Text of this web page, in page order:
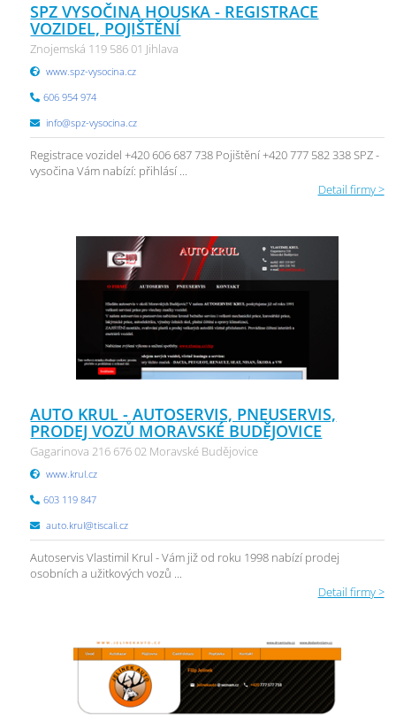
SPZ VYSOČINA HOUSKA - REGISTRACE
VOZIDEL, POJIŠTĚNÍ
Znojemská 119 586 01 Jihlava
www.spz-vysocina.cz
606 954 974
info@spz-vysocina.cz
Registrace vozidel +420 606 687 738 Pojištění +420 777 582 338 SPZ -
vysočina Vám nabízí: přihlásí ...
Detail firmy >
AUTO KRUL - AUTOSERVIS, PNEUSERVIS,
PRODEJ VOZŮ MORAVSKÉ BUDĚJOVICE
Gagarinova 216 676 02 Moravské Budějovice
www.krul.cz
603 119 847
auto.krul@tiscali.cz
Autoservis Vlastimil Krul - Vám již od roku 1998 nabízí prodej
osobních a užitkových vozů ...
Detail firmy >